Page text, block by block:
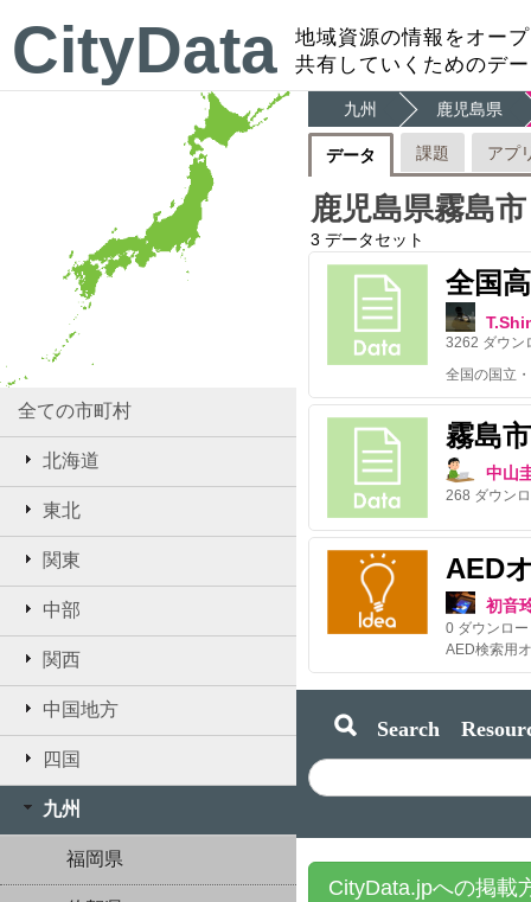
CityData
地域資源の情報をオー
共有していくためのデ
全ての市町村
北海道
東北
関東
中部
関西
中国地方
四国
九州
福岡県
九州 鹿児島県
データ 課題 アプ
鹿児島県霧島市
3 データセット
全国
3262 ダウン
霧島
中山
268 ダウン
AED
初音
0 ダウンロ
Search
CityData.jpへの掲載